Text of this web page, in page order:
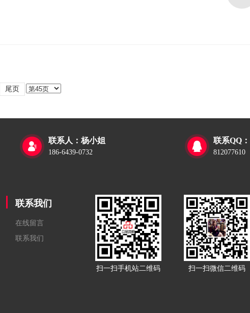
尾页

联系人：杨小姐
186-6439-0732

联系QQ：
812077610
联系我们
在线留言
联系我们
扫一扫手机站二维码 扫一扫微信二维码